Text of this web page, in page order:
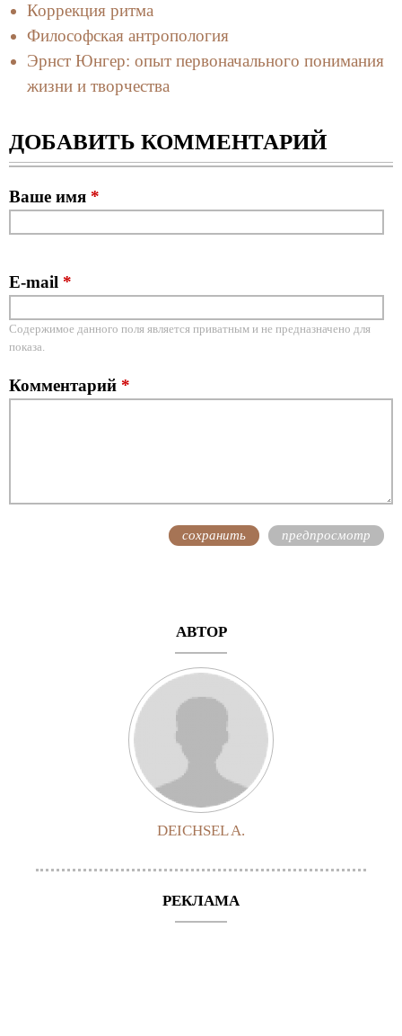
Коррекция ритма
Философская антропология
Эрнст Юнгер: опыт первоначального понимания
жизни и творчества
ДОБАВИТЬ КОММЕНТАРИЙ
Ваше имя *
E-mail *
Содержимое данного поля является приватным и не предназначено для
показа.
Комментарий *
АВТОР
DEICHSEL A.
РЕКЛАМА